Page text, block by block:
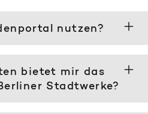
nutzen?
bietet mir das
Stadtwerke?